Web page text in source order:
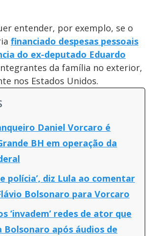
entender, por exemplo, se o
financiado despesas pessoais
do ex-deputado Eduardo
da família no exterior,
nos Estados Unidos.
Daniel Vorcaro é
BH em operação da
polícia’, diz Lula ao comentar
Bolsonaro para Vorcaro
‘invadem’ redes de ator que
após áudios de